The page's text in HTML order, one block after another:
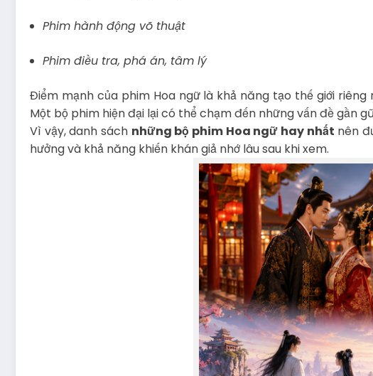
Phim hành động võ thuật
Phim điều tra, phá án, tâm lý
Điểm mạnh của phim Hoa ngữ là khả năng tạo thế giới
Một bộ phim hiện đại lại có thể chạm đến những vấn đề gần
Vì vậy, danh sách những bộ phim Hoa ngữ hay nhất nên
hưởng và khả năng khiến khán giả nhớ lâu sau khi xem.